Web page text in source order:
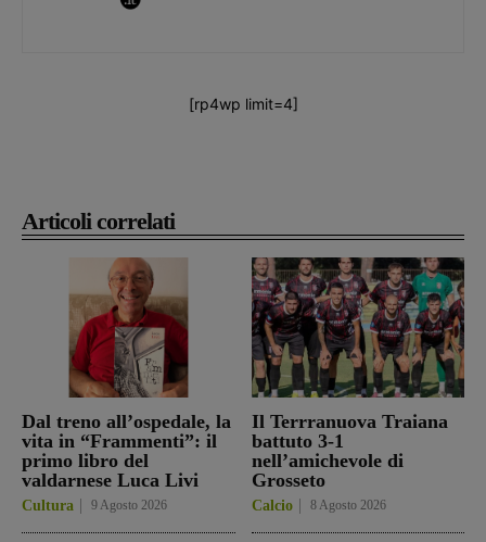
Articoli correlati
Dal treno all’ospedale, la
vita in “Frammenti”: il
primo libro del
valdarnese Luca Livi
Cultura 9 Agosto 2026
Il Terrranuova Traiana
battuto 3-1
nell’amichevole di
Grosseto
Calcio 8 Agosto 2026
[rp4wp limit=4]